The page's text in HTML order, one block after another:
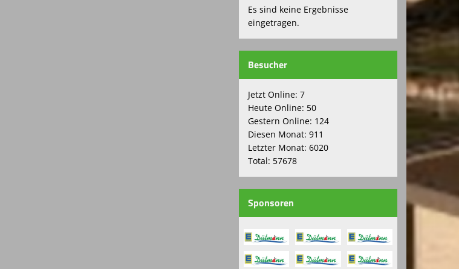
Es sind keine Ergebnisse
eingetragen.
Besucher
Jetzt Online: 7
Heute Online: 50
Gestern Online: 124
Diesen Monat: 911
Letzter Monat: 6020
Total: 57678
Sponsoren